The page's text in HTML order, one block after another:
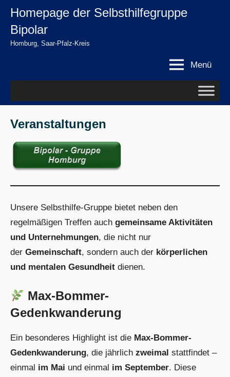
springen
Zum
springen
Homepage der Selbsthilfegruppe
Bipolar
Homburg, Saar-Pfalz-Kreis
Menü
Veranstaltungen
Unsere Selbsthilfe-Gruppe bietet neben den
regelmäßigen Treffen auch gemeinsame Aktivitäten
und Unternehmungen, die nicht nur
der Gemeinschaft, sondern auch der körperlichen
und mentalen Gesundheit dienen.
Max-Bommer-
Gedenkwanderung
Ein besonderes Highlight ist die Max-Bommer-
Gedenkwanderung, die jährlich zweimal stattfindet –
einmal im Mai und einmal im September. Diese